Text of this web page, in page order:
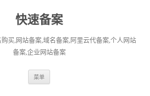
快速备案
买,网站备案,域名备案,阿里云代备案,个人网站
备案,企业网站备案
菜单